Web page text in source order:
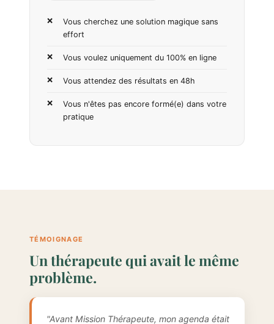
Vous cherchez une solution magique sans
effort
Vous voulez uniquement du 100% en ligne
Vous attendez des résultats en 48h
Vous n'êtes pas encore formé(e) dans votre
pratique
TÉMOIGNAGE
Un thérapeute qui avait le même
problème.
"Avant Mission Thérapeute, mon agenda était